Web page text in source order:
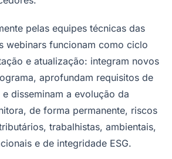
pelas equipes técnicas das
webinars funcionam como ciclo
e atualização: integram novos
aprofundam requisitos de
disseminam a evolução da
de forma permanente, riscos
trabalhistas, ambientais,
e de integridade ESG.